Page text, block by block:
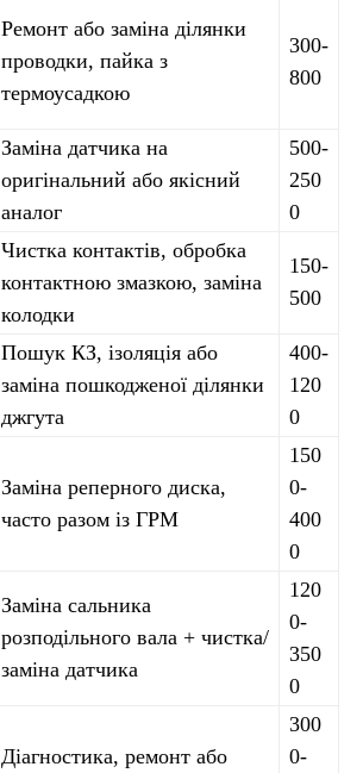
Ремонт або заміна ділянки
проводки, пайка з
термоусадкою
300-
800
Заміна датчика на
оригінальний або якісний
аналог
500-
250
0
Чистка контактів, обробка
контактною змазкою, заміна
колодки
150-
500
Пошук КЗ, ізоляція або
заміна пошкодженої ділянки
джгута
400-
120
0
Заміна реперного диска,
часто разом із ГРМ
150
0-
400
0
Заміна сальника
розподільного вала + чистка/
заміна датчика
120
0-
350
0
Діагностика, ремонт або
300
0-